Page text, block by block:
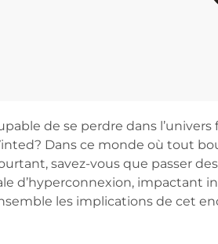
de se perdre dans
Dans ce monde où tout
savez-vous que passer
d’hyperconnexion, impactant
les implications de cet